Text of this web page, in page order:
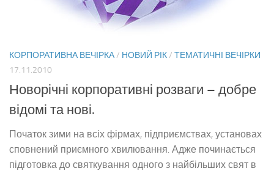
КОРПОРАТИВНА ВЕЧІРКА/ НОВИЙ РІК/ ТЕМАТИЧНІ ВЕЧІРКИ
17.11.2010
Новорічні корпоративні розваги – добре
відомі та нові.
Початок зими на всіх фірмах, підприємствах, установах
сповнений приємного хвилювання. Адже починається
підготовка до святкування одного з найбільших свят в